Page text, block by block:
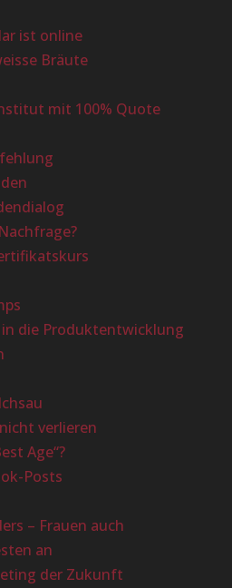
ist online
Bräute
mit 100% Quote
die Produktentwicklung
verlieren
Age“?
Posts
– Frauen auch
an
der Zukunft